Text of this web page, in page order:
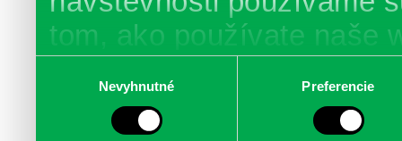
tom, ako používate naše
médií, inzercie a
Nevyhnutné Preferencie